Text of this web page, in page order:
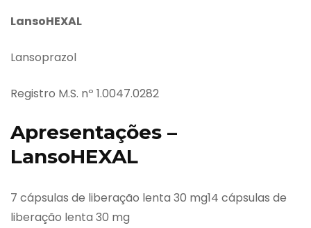
LansoHEXAL
Lansoprazol
Registro M.S. nº 1.0047.0282
Apresentações –
LansoHEXAL
7 cápsulas de liberação lenta 30 mg14 cápsulas de
liberação lenta 30 mg